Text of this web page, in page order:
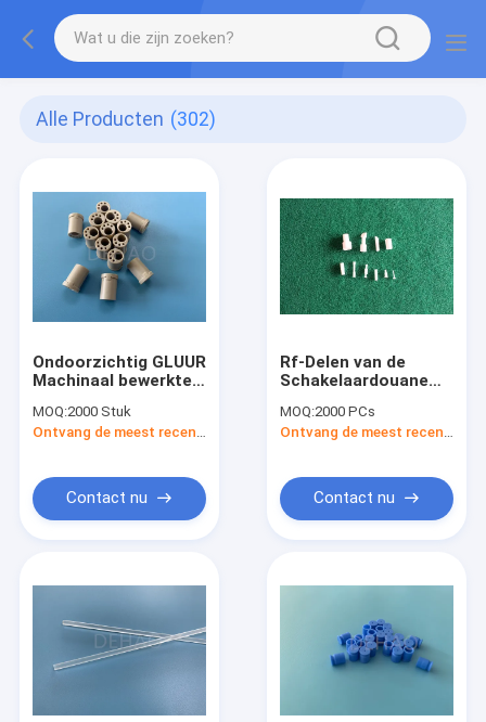
Alle Producten (302)
Ondoorzichtig GLUUR
Machinaal bewerkte
Temperatuurweerstand
van de Delen Hoge
MOQ:2000 Stuk
Ontvang de meest recente Prijs
Contact nu
Rf-Delen van de
Schakelaardouane
PTFE Delen van RoHS
Injectie
MOQ:2000 PCs
Ontvang de meest recente Prijs
Contact nu